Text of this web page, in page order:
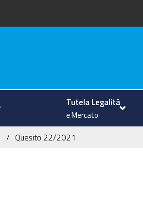
Tutela Legalità
e Mercato
Quesito 22/2021